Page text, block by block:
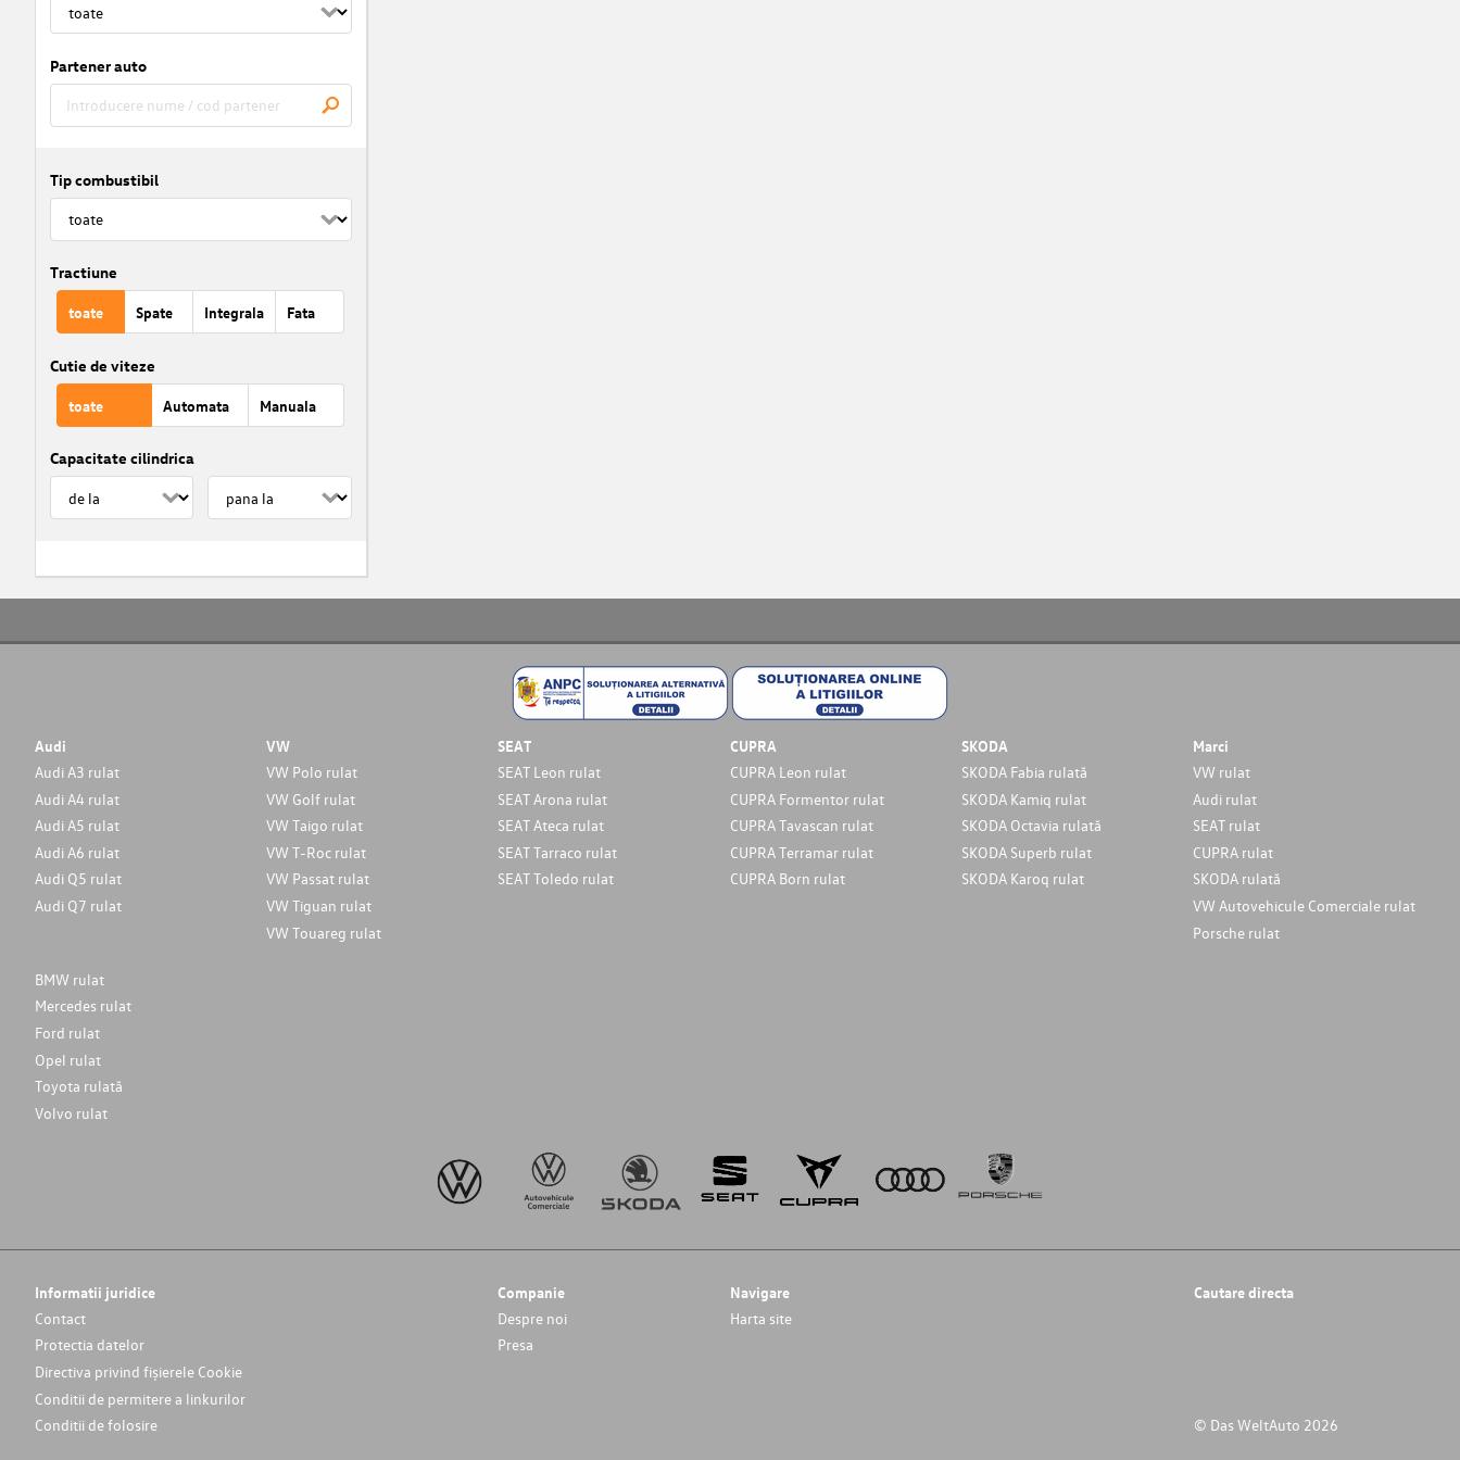
Partener auto
Tip combustibil
Tractiune
toate Spate Integrala Fata
Cutie de viteze
toate Automata Manuala
Capacitate cilindrica
Audi
Audi A3 rulat
Audi A4 rulat
Audi A5 rulat
Audi A6 rulat
Audi Q5 rulat
Audi Q7 rulat
VW
VW Polo rulat
VW Golf rulat
VW Taigo rulat
VW T-Roc rulat
VW Passat rulat
VW Tiguan rulat
VW Touareg rulat
SEAT
SEAT Leon rulat
SEAT Arona rulat
SEAT Ateca rulat
SEAT Tarraco rulat
SEAT Toledo rulat
CUPRA
CUPRA Leon rulat
CUPRA Formentor rulat
CUPRA Tavascan rulat
CUPRA Terramar rulat
CUPRA Born rulat
SKODA
SKODA Fabia rulată
SKODA Kamiq rulat
SKODA Octavia rulată
SKODA Superb rulat
SKODA Karoq rulat
Marci
VW rulat
Audi rulat
SEAT rulat
CUPRA rulat
SKODA rulată
VW Autovehicule Comerciale rulat
Porsche rulat
BMW rulat
Mercedes rulat
Ford rulat
Opel rulat
Toyota rulată
Volvo rulat
Informatii juridice
Contact
Protectia datelor
Directiva privind fișierele Cookie
Conditii de permitere a linkurilor
Conditii de folosire
Companie
Despre noi
Presa
Navigare
Harta site
Cautare directa
© Das WeltAuto 2026